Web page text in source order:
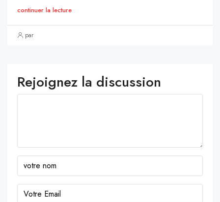
continuer la lecture
par
Rejoignez la discussion